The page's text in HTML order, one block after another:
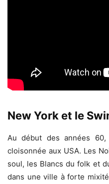
New York et le
Au début des années
cloisonnée aux USA. Les
soul, les Blancs du folk et
dans une ville à forte